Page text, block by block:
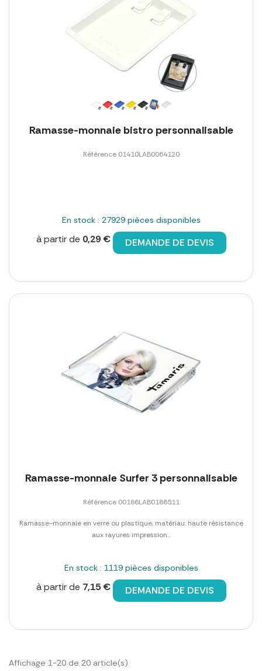
Ramasse-monnaie bistro personnalisable
Référence 01410LAB0064120
En stock : 27929 pièces disponibles
à partir de 0,29 € DEMANDE DE DEVIS
Ramasse-monnaie Surfer 3 personnalisable
Référence 00186LAB0186511
Ramasse-monnaie en verre ou plastique, matériau: haute résistance
aux rayures impression...
En stock : 1119 pièces disponibles
à partir de 7,15 € DEMANDE DE DEVIS
Affichage 1-20 de 20 article(s)